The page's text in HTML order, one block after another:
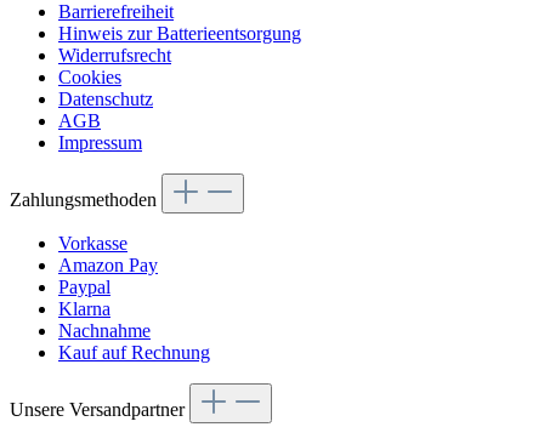
Barrierefreiheit
Hinweis zur Batterieentsorgung
Widerrufsrecht
Cookies
Datenschutz
AGB
Impressum
Zahlungsmethoden
Vorkasse
Amazon Pay
Paypal
Klarna
Nachnahme
Kauf auf Rechnung
Unsere Versandpartner